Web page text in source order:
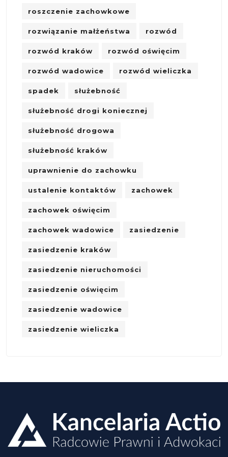
roszczenie zachowkowe
rozwiązanie małżeństwa rozwód
rozwód kraków rozwód oświęcim
rozwód wadowice rozwód wieliczka
spadek służebność
służebność drogi koniecznej
służebność drogowa
służebność kraków
uprawnienie do zachowku
ustalenie kontaktów zachowek
zachowek oświęcim
zachowek wadowice zasiedzenie
zasiedzenie kraków
zasiedzenie nieruchomości
zasiedzenie oświęcim
zasiedzenie wadowice
zasiedzenie wieliczka